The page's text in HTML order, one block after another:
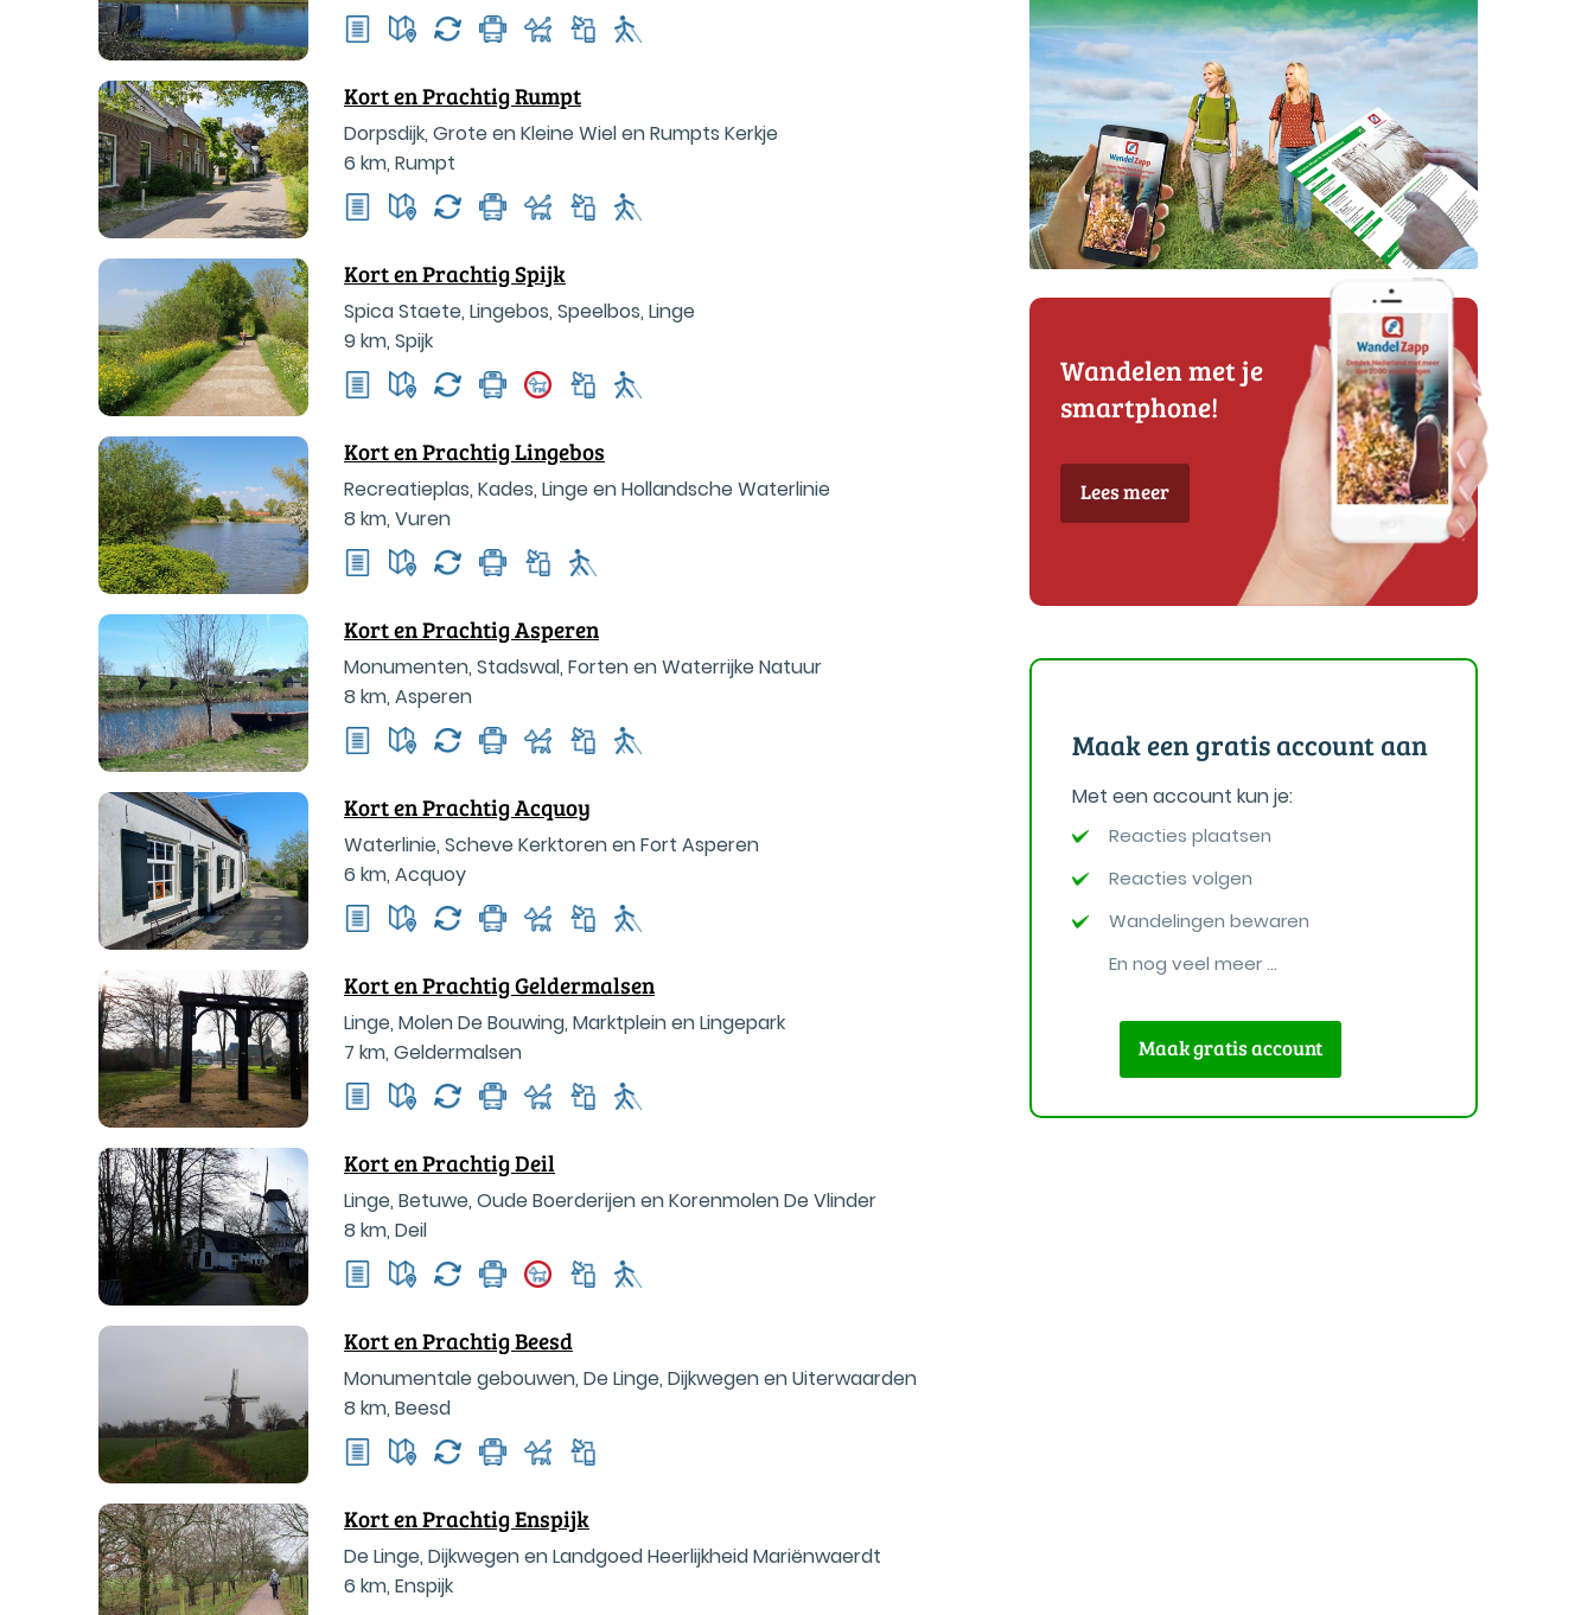
Kort en Prachtig Rumpt
Dorpsdijk, Grote en Kleine Wiel en Rumpts Kerkje
6 km, Rumpt
Kort en Prachtig Spijk
Spica Staete, Lingebos, Speelbos, Linge
9 km, Spijk
Kort en Prachtig Lingebos
Recreatieplas, Kades, Linge en Hollandsche Waterlinie
8 km, Vuren
Kort en Prachtig Asperen
Monumenten, Stadswal, Forten en Waterrijke Natuur
8 km, Asperen
Kort en Prachtig Acquoy
Waterlinie, Scheve Kerktoren en Fort Asperen
6 km, Acquoy
Kort en Prachtig Geldermalsen
Linge, Molen De Bouwing, Marktplein en Lingepark
7 km, Geldermalsen
Kort en Prachtig Deil
Linge, Betuwe, Oude Boerderijen en Korenmolen De Vlinder
8 km, Deil
Kort en Prachtig Beesd
Monumentale gebouwen, De Linge, Dijkwegen en Uiterwaarden
8 km, Beesd
Kort en Prachtig Enspijk
De Linge, Dijkwegen en Landgoed Heerlijkheid Mariënwaerdt
6 km, Enspijk
Wandelen met je
smartphone!
Lees meer
Maak een gratis account aan
Met een account kun je:
Reacties plaatsen
Reacties volgen
Wandelingen bewaren
En nog veel meer ...
Maak gratis account